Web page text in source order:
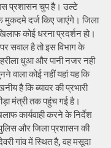
प्रशासन चुप है। उल्टे
मुकदमे दर्ज किए जाएंगे। जिला
कोई धरना प्रदर्शन हो।
सवाल है तो इस विभाग के
धुआ और पानी नजर नही
वाला कोई नहीं यहां यह कि
है कि ब्यावर की प्रभारी
मंत्री तक पहुंच गई है।
कार्यवाही करने के निर्देश
पुलिस और जिला प्रशासन की
गांव में स्थित है, वह मसूदा